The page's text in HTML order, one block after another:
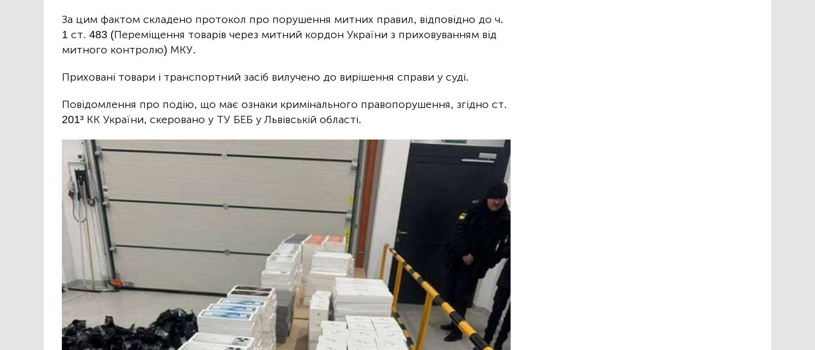
За цим фактом складено протокол про порушення митних правил, відповідно до ч.
1 ст. 483 (Переміщення товарів через митний кордон України з приховуванням від
митного контролю) МКУ.
Приховані товари і транспортний засіб вилучено до вирішення справи у суді.
Повідомлення про подію, що має ознаки кримінального правопорушення, згідно ст.
201³ КК України, скеровано у ТУ БЕБ у Львівській області.